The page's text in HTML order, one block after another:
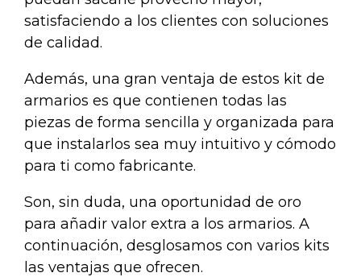
satisfaciendo a los clientes con soluciones
de calidad.
Además, una gran ventaja de estos kit de
armarios es que contienen todas las
piezas de forma sencilla y organizada para
que instalarlos sea muy intuitivo y cómodo
para ti como fabricante.
Son, sin duda, una oportunidad de oro
para añadir valor extra a los armarios. A
continuación, desglosamos con varios kits
las ventajas que ofrecen.